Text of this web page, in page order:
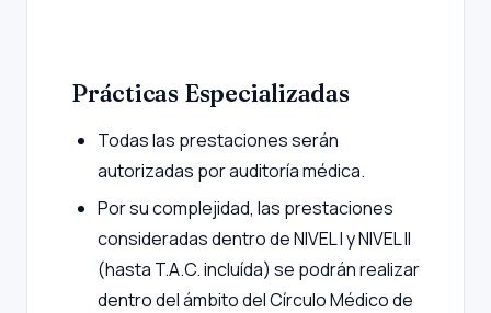
Prácticas Especializadas
Todas las prestaciones serán
autorizadas por auditoría médica.
Por su complejidad, las prestaciones
consideradas dentro de NIVEL I y NIVEL II
(hasta T.A.C. incluída) se podrán realizar
dentro del ámbito del Círculo Médico de